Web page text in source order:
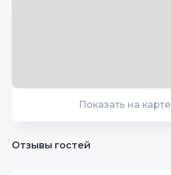
Показать на карте
Отзывы гостей